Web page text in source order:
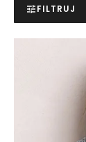
FILTRUJ